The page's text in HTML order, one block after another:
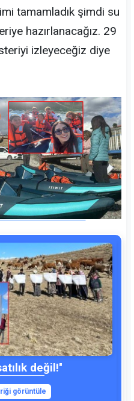
tamamladık şimdi su
hazırlanacağız. 29
izleyeceğiz diye
değil!''
görüntüle